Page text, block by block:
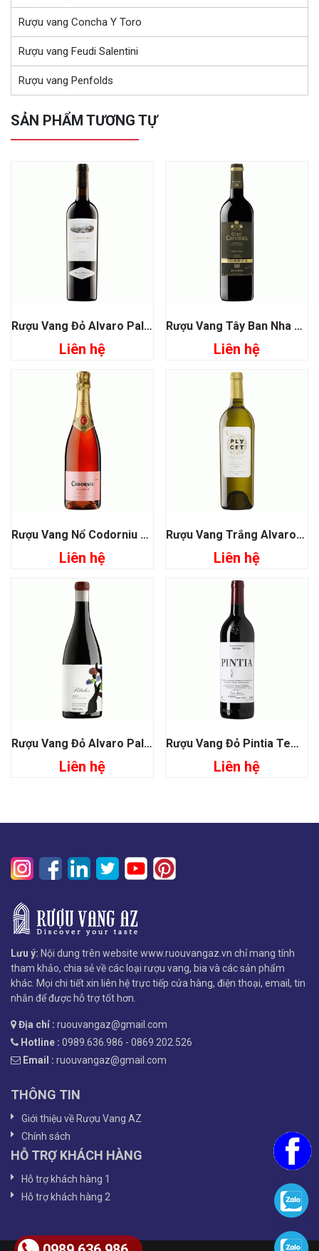
Rượu vang Concha Y Toro
Rượu vang Feudi Salentini
Rượu vang Penfolds
SẢN PHẨM TƯƠNG TỰ
Rượu Vang Đỏ Alvaro Palacios Gratallops Vi de Vila Priorat
Liên hệ
Rượu Vang Tây Ban Nha Torres Gran Coronas Carbernet Sauvignon
Liên hệ
Rượu Vang Nổ Codorniu Clasico Rosado Sparkling Brut
Liên hệ
Rượu Vang Trắng Alvaro Palacios Placet Rioja
Liên hệ
Rượu Vang Đỏ Alvaro Palacios Petalos De Bierzo
Liên hệ
Rượu Vang Đỏ Pintia Tempos Vega Sicilia Toro
Liên hệ
Lưu ý: Nội dung trên website www.ruouvangaz.vn chỉ mang tính
tham khảo, chia sẻ về các loại rượu vang, bia và các sản phẩm
khác. Mọi chi tiết xin liên hệ trực tiếp cửa hàng, điện thoại, email, tin
nhắn để được hỗ trợ tốt hơn.
Địa chỉ : ruouvangaz@gmail.com
Hotline : 0989.636.986 - 0869.202.526
Email : ruouvangaz@gmail.com
THÔNG TIN
Giới thiệu về Rượu Vang AZ
Chính sách
HỖ TRỢ KHÁCH HÀNG
Hỗ trợ khách hàng 1
Hỗ trợ khách hàng 2